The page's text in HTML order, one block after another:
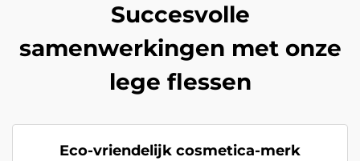
Succesvolle
samenwerkingen met onze
lege flessen
Eco-vriendelijk cosmetica-merk